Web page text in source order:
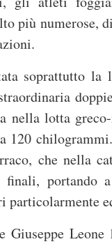
più numerose,
soprattutto la
lotta
120
che nella
portando
particolarmente
Giuseppe